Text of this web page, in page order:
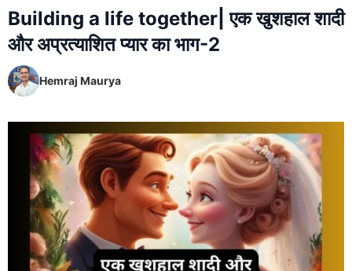
Building a life together| एक खुशहाल शादी
और अप्रत्याशित प्यार का भाग-2
Hemraj Maurya